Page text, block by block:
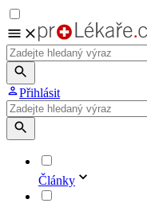
Přihlásit
Články